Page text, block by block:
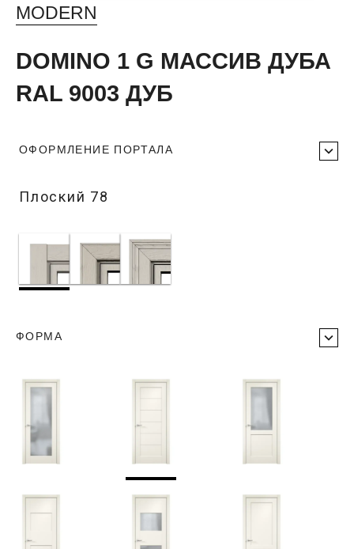
MODERN
DOMINO 1 G МАССИВ ДУБА
RAL 9003 ДУБ
ОФОРМЛЕНИЕ ПОРТАЛА
Плоский 78
ФОРМА